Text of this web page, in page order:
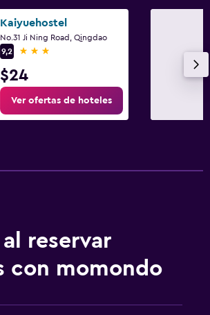
Kaiyuehostel
No.31 Ji Ning Road, Qingdao
9,2
3 estrellas
$24
Ver ofertas de hoteles
reservar
con momondo